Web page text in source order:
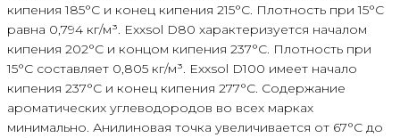
кипения 185°С и конец кипения 215°С. Плотность при 15°С
равна 0,794 кг/м³. Exxsol D80 характеризуется началом
кипения 202°С и концом кипения 237°С. Плотность при
15°С составляет 0,805 кг/м³. Exxsol D100 имеет начало
кипения 237°С и конец кипения 277°С. Содержание
ароматических углеводородов во всех марках
минимально. Анилиновая точка увеличивается от 67°С до